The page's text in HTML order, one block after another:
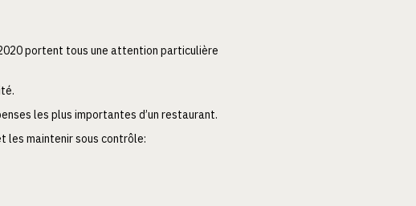
portent tous une attention particulière
les plus importantes d’un restaurant.
les maintenir sous contrôle: